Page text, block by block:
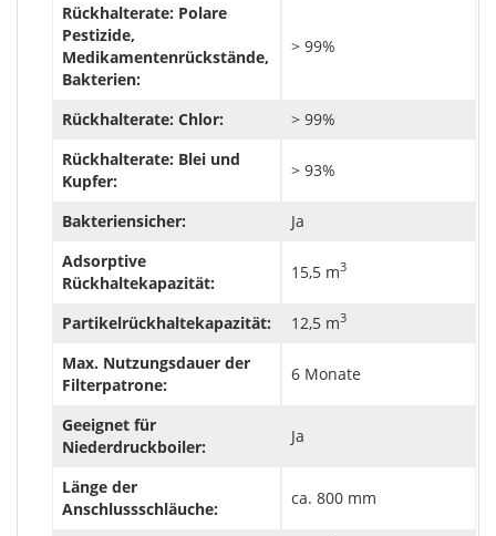
Rückhalterate: Polare
Pestizide,
Medikamentenrückstände,
Bakterien:
> 99%
Rückhalterate: Chlor:
> 99%
Rückhalterate: Blei und
Kupfer:
> 93%
Bakteriensicher:
Ja
Adsorptive
Rückhaltekapazität:
15,5 m3
Partikelrückhaltekapazität: 12,5 m3
Max. Nutzungsdauer der
Filterpatrone:
6 Monate
Geeignet für
Niederdruckboiler:
Ja
Länge der
Anschlussschläuche:
ca. 800 mm